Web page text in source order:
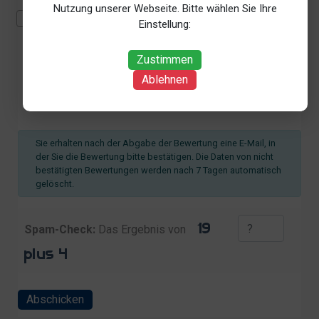
Nutzung unserer Webseite. Bitte wählen Sie Ihre
Einstellung:
Zustimmen
Ablehnen
Mit der Erhebung, Verarbeitung und Nutzung meiner
Uhrzeit der Bewertungsabgabe, Referrer-URL) zum
Zweck der Bewertung erkläre ich mich
einverstanden. Weitere Informationen siehe unsere
Sie erhalten nach der Abgabe der Bewertung eine E-Mail, in
der Sie die Bewertung bitte bestätigen. Die Daten von nicht
bestätigten Bewertungen werden nach 7 Tagen automatisch
gelöscht.
Spam-Check: Das Ergebnis von
Abschicken